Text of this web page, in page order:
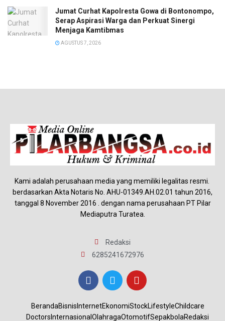
Jumat Curhat Kapolresta Gowa di Bontonompo,
Serap Aspirasi Warga dan Perkuat Sinergi
Menjaga Kamtibmas
AGUSTUS 7, 2026
Kami adalah perusahaan media yang memiliki legalitas resmi.
berdasarkan Akta Notaris No. AHU-01349.AH.02.01 tahun 2016,
tanggal 8 November 2016 . dengan nama perusahaan PT Pilar
Mediaputra Turatea.
Redaksi
6285241672976
BerandaBisnis InternetEkonomiStockLifestyleChildcare
Doctors InternasionalOlahragaOtomotifSepakbolaRedaksi